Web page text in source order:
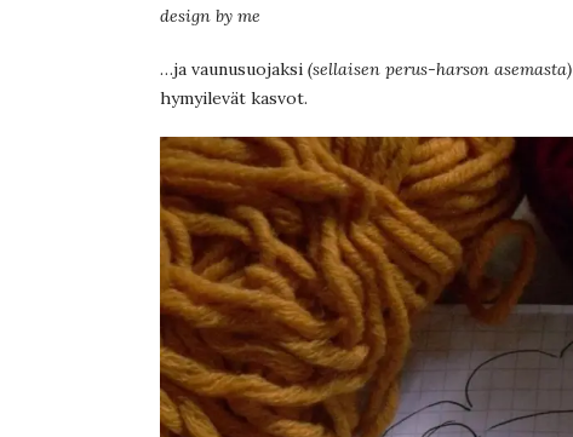
design by me
…ja vaunusuojaksi (sellaisen perus-harson asemasta)
hymyilevät kasvot.